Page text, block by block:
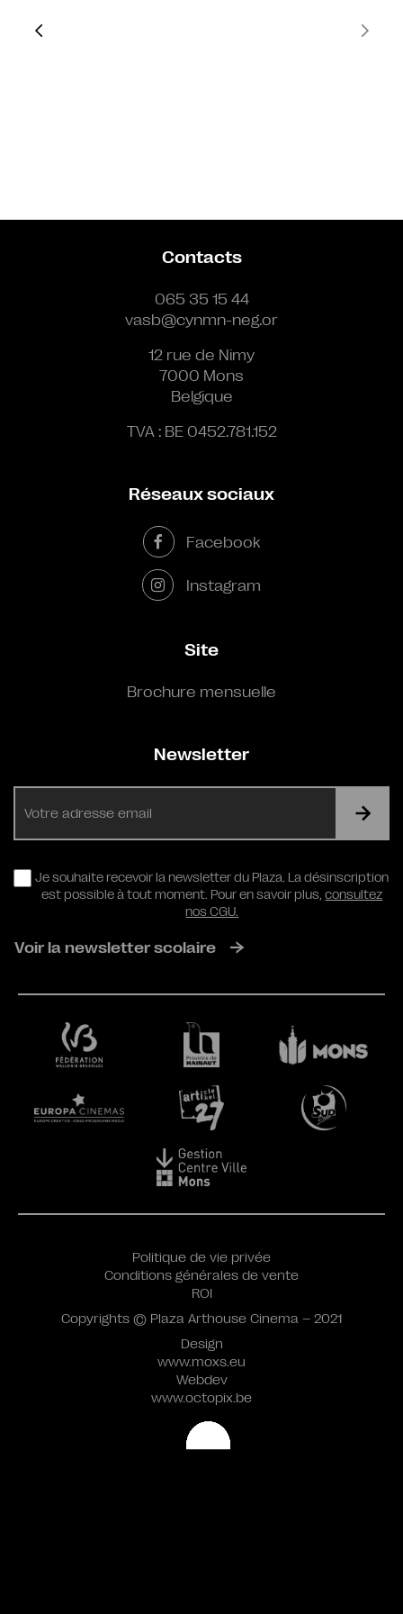
Contacts
065 35 15 44
vasb@cynmn-neg.or
12 rue de Nimy
7000 Mons
Belgique
TVA : BE 0452.781.152
Réseaux sociaux
Facebook
Instagram
Site
Brochure mensuelle
Newsletter
RGPD
Je souhaite recevoir la newsletter du Plaza. La désinscription
est possible à tout moment. Pour en savoir plus,consultez
nos CGU.
Voir la newsletter scolaire
Design
www.moxs.eu
Webdev
www.octopix.be
Politique de vie privée
Conditions générales de vente
ROI
Copyrights © Plaza Arthouse Cinema – 2021